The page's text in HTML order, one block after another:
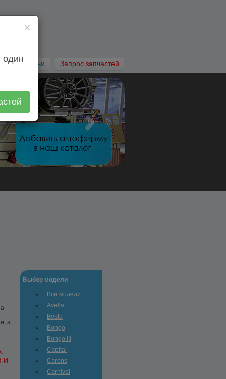
Автостатьи Запрос запчастей
а
и
Выбор модели
Все модели
Avella
Besta
Bongo
Bongo III
Capital
Carens
Carnival
×
один